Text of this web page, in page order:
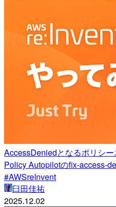
AccessDeniedとなるポリシ
Policy Autopilotのfix-access-
#AWSreInvent
臼田佳祐
2025.12.02